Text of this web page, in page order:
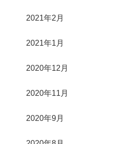
2021年2月
2021年1月
2020年12月
2020年11月
2020年9月